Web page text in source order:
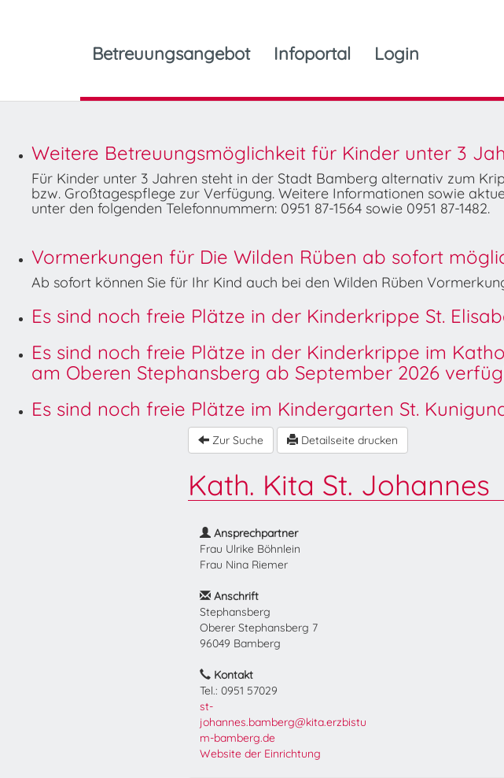
Betreuungsangebot Infoportal Login
Weitere Betreuungsmöglichkeit für Kinder unter 3
Für Kinder unter 3 Jahren steht in der Stadt Bamberg alternativ zum
bzw. Großtagespflege zur Verfügung. Weitere Informationen sowie
unter den folgenden Telefonnummern: 0951 87-1564 sowie 0951 87-1482.
Vormerkungen für Die Wilden Rüben ab sofort
Ab sofort können Sie für Ihr Kind auch bei den Wilden Rüben
Es sind noch freie Plätze in der Kinderkrippe St.
Es sind noch freie Plätze in der Kinderkrippe im
am Oberen Stephansberg ab September 2026
Es sind noch freie Plätze im Kindergarten St.
Zur Suche Detailseite drucken
Kath. Kita St. Johannes
Ansprechpartner
Frau Ulrike Böhnlein
Frau Nina Riemer
Anschrift
Stephansberg
Oberer Stephansberg 7
96049 Bamberg
Kontakt
Tel.: 0951 57029
st-
johannes.bamberg@kita.erzbistu
m-bamberg.de
Website der Einrichtung